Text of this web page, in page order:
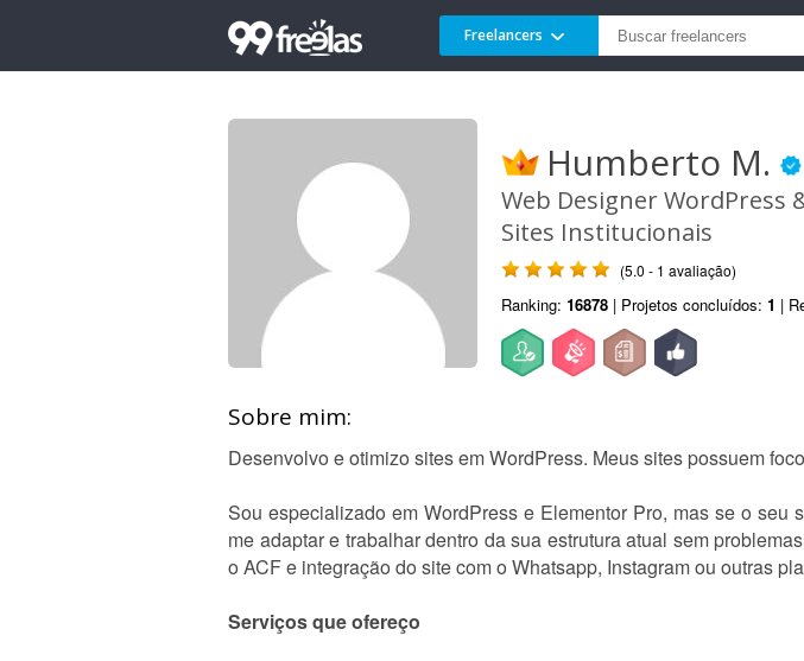
Freelancers
Humberto M.
Web Designer WordPress
Sites Institucionais
(5.0 - 1 avaliação)
Ranking: 16878 | Projetos concluídos: 1 |
Sobre mim:
Desenvolvo e otimizo sites em WordPress. Meus sites possuem
Sou especializado em WordPress e Elementor Pro, mas se o
me adaptar e trabalhar dentro da sua estrutura atual sem
o ACF e integração do site com o Whatsapp, Instagram ou outras
Serviços que ofereço